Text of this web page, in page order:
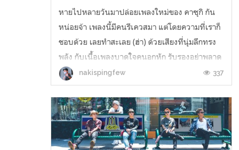
หายไปหลายวันมาปล่อยเพลงใหม่ของ คาซุกิ กัน
หน่อยจ้า เพลงนี้มีคนรีเควสมา แต่โดยความที่เราก็
ชอบด้วย เลยทำสะเลย (ฮ่า) ด้วยเสียงที่นุ่มลึกทรง
พลัง กับเนื้อเพลงบาดใจคนอกหัก รับรองอย่าพลาด
เพลงนี้นะคะ คาซุกิร้องได้ดีมาก ฟังล่ะเศร้าเลยอ่ะ
ยังไงอย่าลืมลองฟังกันน้าาาาา [KARAOKE |
THAISUB] KAZUKI (DOBERMAN INFINI...
nakispingfew 337